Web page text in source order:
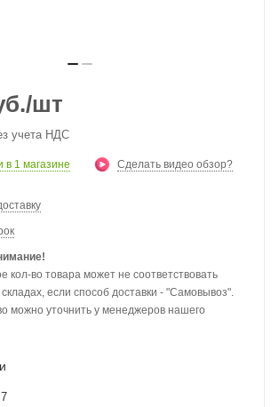
/шт
учета НДС
в 1 магазине Сделать видео обзор?
кол-во товара может не соответствовать
если способ доставки - "Самовывоз".
можно уточнить у менеджеров нашего
7